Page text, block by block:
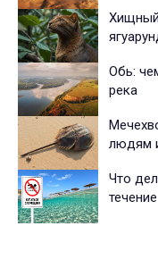
Обь:
река
людям
Что
течение